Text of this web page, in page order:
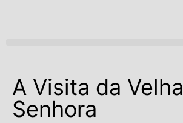
A Visita da Velha
Senhora